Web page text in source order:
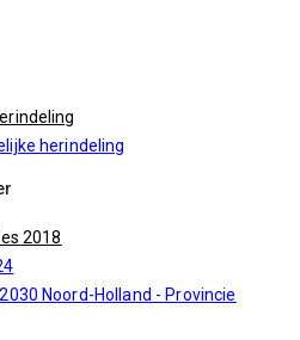
herindeling
2018
Noord-Holland - Provincie